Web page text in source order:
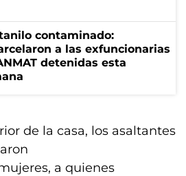
contaminado:
a las exfuncionarias
detenidas esta
de la casa, los asaltantes
a quienes